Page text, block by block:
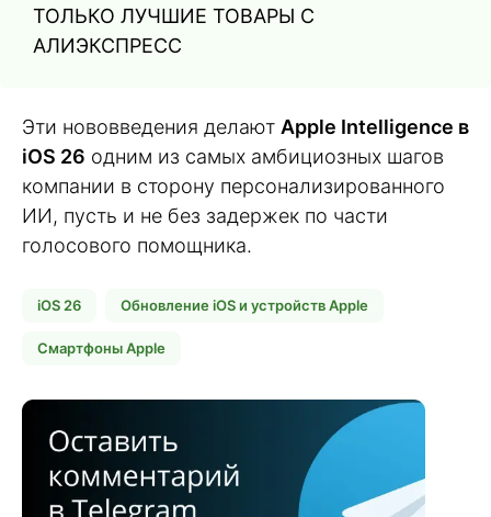
ТОЛЬКО ЛУЧШИЕ ТОВАРЫ С
АЛИЭКСПРЕСС
Эти нововведения делают Apple Intelligence в
iOS 26 одним из самых амбициозных шагов
компании в сторону персонализированного
ИИ, пусть и не без задержек по части
голосового помощника.
iOS 26 Обновление iOS и устройств Apple
Смартфоны Apple